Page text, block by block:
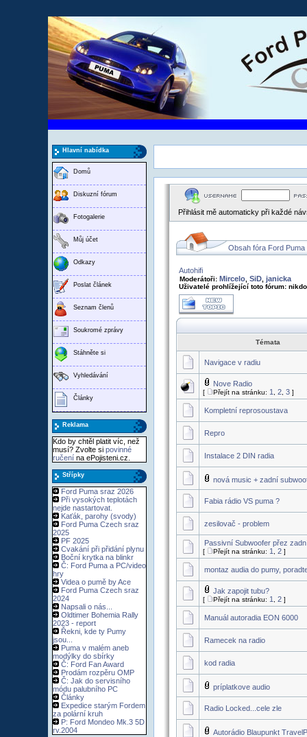
Hlavní nabídka
Domů
Diskuzní fórum
Fotogalerie
Můj účet
Odkazy
Poslat článek
Seznam členů
Soukromé zprávy
Stáhněte si
Vyhledávání
Články
Reklama
Kdo by chtěl platit víc, než
musí? Zvolte si povinné
ručení na ePojisteni.cz.
Střípky
Ford Puma sraz 2026
Při vysokých teplotách
nejde nastartovat.
Kaťák, parohy (svody)
Ford Puma Czech sraz
2025
PF 2025
Cvakání při přidání plynu
Boční krytka na blinkr
Č: Ford Puma a PC/video
hry
Videa o pumě by Ace
Ford Puma Czech sraz
2024
Napsali o nás...
Oldtimer Bohemia Rally
2023 - report
Řekni, kde ty Pumy
jsou...
Puma v malém aneb
modýlky do sbírky
Č: Ford Fan Award
Prodám rozpěru OMP
Č: Jak do servisního
módu palubního PC
Články
Expedice starým Fordem
za polární kruh
P: Ford Mondeo Mk.3 5D
rv.2004
Přihlásit mě automaticky při každé
Obsah fóra Ford Puma
Autohifi
Moderátoři: Mircelo SiD janicka
Uživatelé prohlížející toto fórum:
Témata
Navigace v radiu
Nove Radio
[ Přejít na stránku: 1 2 3 ]
Kompletní reprosoustava
Repro
Instalace 2 DIN radia
nová music + zadní
Fabia rádio VS puma ?
zesilovač - problem
Passivní Subwoofer přez
[ Přejít na stránku: 1 2 ]
montaz audia do pumy,
Jak zapojit tubu?
[ Přejít na stránku: 1 2 ]
Manuál autoradia EON 6000
Ramecek na radio
kod radia
príplatkove audio
Radio Locked...cele zle
Autorádio Blaupunkt